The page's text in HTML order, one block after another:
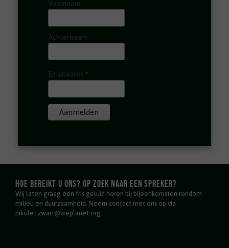
Voornaam
Achternaam
Emailadres *
Hoe bereikt u ons? Op zoek naar een spreker?
Wij laten graag een fris geluid horen bij bijeenkomsten rondom
milieu en duurzaamheid. Neem contact met ons op via
nikolet.zwart@weplanet.org.